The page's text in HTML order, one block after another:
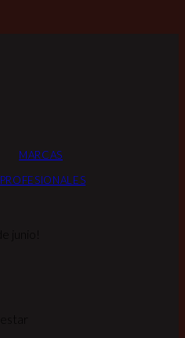
MARCAS
PROFESIONALES